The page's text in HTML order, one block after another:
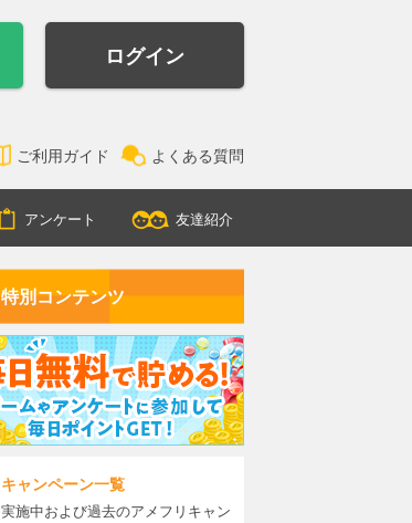
ログイン
ご利用ガイド よくある質問
アンケート 友達紹介
特別コンテンツ
キャンペーン一覧
実施中および過去のアメフリキャン